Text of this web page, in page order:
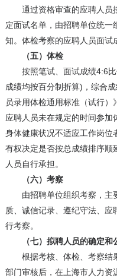
通过资格审查的应聘人员
定面试名单，由招聘单位统一
知。体检考察的应聘人员面试
（五）体检
按照笔试、面试成绩4:6比
成绩均按百分制折算)，综合
员录用体检通用标准（试行）
应聘人员未在规定的时间参
身体健康状况不适应工作岗位
有权决定是否按总成绩排序顺
人员自行承担。
（六）考察
由招聘单位组织考察，主
质、诚信记录、遵纪守法、
行考察。
（七）拟聘人员的确定和
根据考核、体检、考察结
部门审核后，在上海市人力资